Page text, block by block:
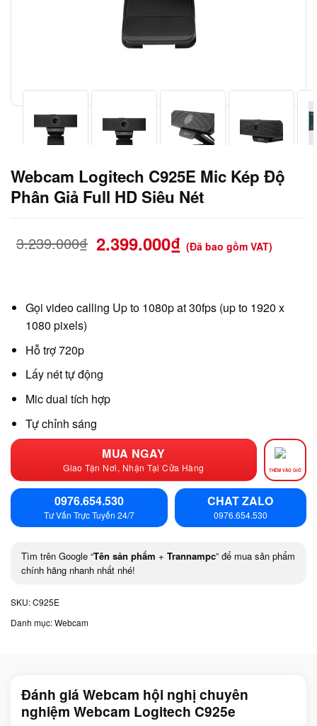
Webcam Logitech C925E Mic Kép Độ
Phân Giả Full HD Siêu Nét
3.239.000₫ 2.399.000₫ (Đã bao gồm VAT)
Gọi video calling Up to 1080p at 30fps (up to 1920 x
1080 pixels)
Hỗ trợ 720p
Lấy nét tự động
Mic dual tích hợp
Tự chỉnh sáng
MUA NGAY
Giao Tận Nơi, Nhận Tại Cửa Hàng THÊM VÀO GIỎ
0976.654.530
Tư Vấn Trực Tuyến 24/7
CHAT ZALO
0976.654.530
Tìm trên Google “Tên sản phẩm + Trannampc” để mua sản phẩm
chính hãng nhanh nhất nhé!
SKU:C925E
Danh mục:Webcam
Đánh giá Webcam hội nghị chuyên
nghiệm Webcam Logitech C925e